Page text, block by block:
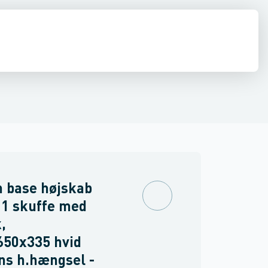
base højskab
skuffe med
hvid
h.hængsel -